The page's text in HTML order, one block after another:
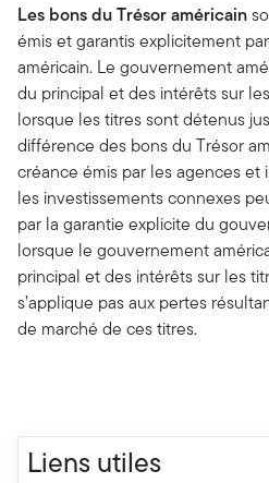
Les bons du Trésor américain
émis et garantis explicitement
américain. Le gouvernement
du principal et des intérêts sur
lorsque les titres sont détenus
différence des bons du Trésor
créance émis par les agences
les investissements connexes
par la garantie explicite du
lorsque le gouvernement
principal et des intérêts sur les
s’applique pas aux pertes
de marché de ces titres.
Liens utiles